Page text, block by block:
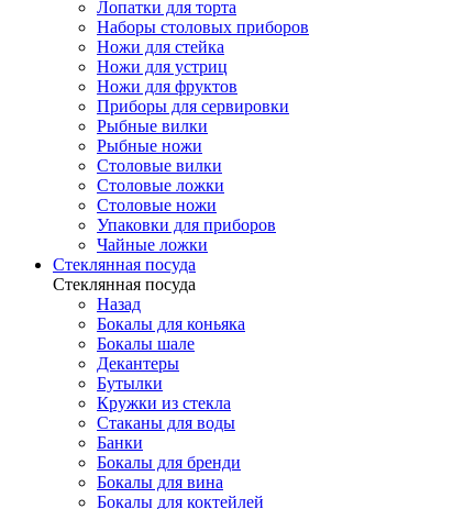
Лопатки для торта
Наборы столовых приборов
Ножи для стейка
Ножи для устриц
Ножи для фруктов
Приборы для сервировки
Рыбные вилки
Рыбные ножи
Столовые вилки
Столовые ложки
Столовые ножи
Упаковки для приборов
Чайные ложки
Стеклянная посуда
Стеклянная посуда
Назад
Бокалы для коньяка
Бокалы шале
Декантеры
Бутылки
Кружки из стекла
Стаканы для воды
Банки
Бокалы для бренди
Бокалы для вина
Бокалы для коктейлей